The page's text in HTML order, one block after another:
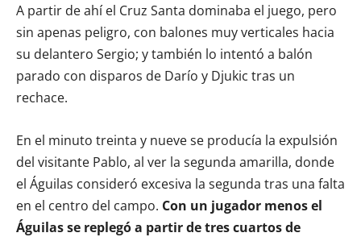
A partir de ahí el Cruz Santa dominaba el juego, pero
sin apenas peligro, con balones muy verticales hacia
su delantero Sergio; y también lo intentó a balón
parado con disparos de Darío y Djukic tras un
rechace.
En el minuto treinta y nueve se producía la expulsión
del visitante Pablo, al ver la segunda amarilla, donde
el Águilas consideró excesiva la segunda tras una falta
en el centro del campo. Con un jugador menos el
Águilas se replegó a partir de tres cuartos de